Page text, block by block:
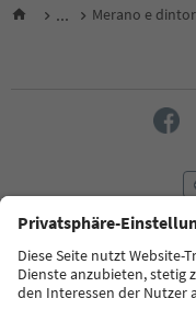
... Merano e
FAQ Contatti
Termini e